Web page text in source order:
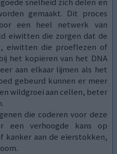
gemaakt. Dit proces
een heel netwerk van
eiwitten die zorgen dat de
eiwitten die proeflezen of
het kopiëren van het DNA
aan elkaar lijmen als het
gebeurd kunnen er meer
wildgroei aan cellen, beter
die coderen voor deze
een verhoogde kans op
kanker aan de eierstokken,